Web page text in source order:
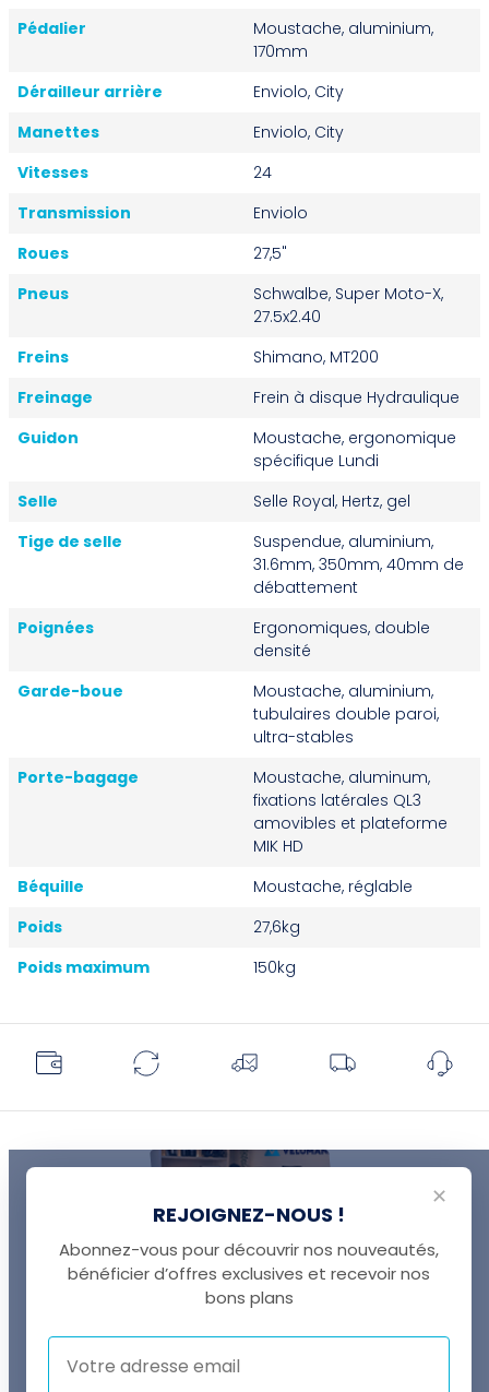
Pédalier
Moustache, aluminium,
170mm
Dérailleur arrière
Enviolo, City
Manettes
Enviolo, City
Vitesses
24
Transmission
Enviolo
Roues
27,5"
Pneus
Schwalbe, Super Moto-X,
27.5x2.40
Freins
Shimano, MT200
Freinage
Frein à disque Hydraulique
Guidon
Moustache, ergonomique
spécifique Lundi
Selle
Selle Royal, Hertz, gel
Tige de selle
Suspendue, aluminium,
31.6mm, 350mm, 40mm de
débattement
Poignées
Ergonomiques, double
densité
Garde-boue
Moustache, aluminium,
tubulaires double paroi,
ultra-stables
Porte-bagage
Moustache, aluminum,
fixations latérales QL3
amovibles et plateforme
MIK HD
Béquille
Moustache, réglable
Poids
27,6kg
Poids maximum
150kg
UNE QUESTION ?
+41 22 307 02 00
✕
REJOIGNEZ-NOUS !
Abonnez-vous pour découvrir nos nouveautés,
bénéficier d’offres exclusives et recevoir nos
bons plans